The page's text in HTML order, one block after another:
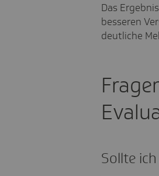
Das
besseren
deutliche
Sollte